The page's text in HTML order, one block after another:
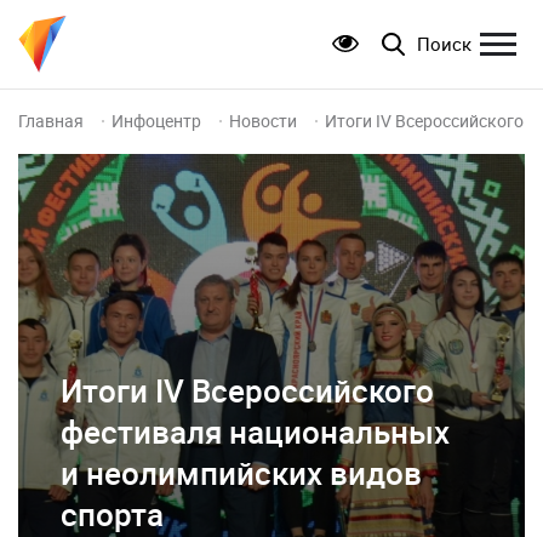
Поиск
Главная Инфоцентр Новости Итоги IV Всероссийского
Итоги IV Всероссийского
фестиваля национальных
и неолимпийских видов
спорта